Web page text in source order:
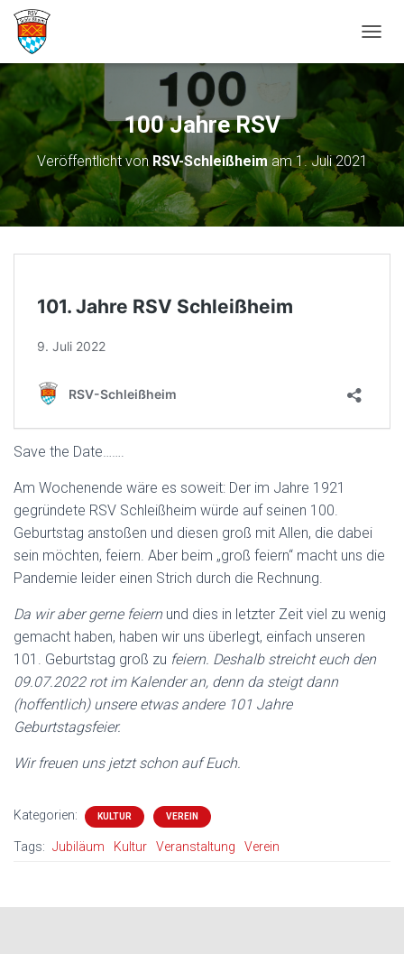
A
G
A
T
I
N
S
100 Jahre RSV
Veröffentlicht von RSV-Schleißheimam1. Juli 2021
Save the Date…….
Am Wochenende wäre es soweit: Der im Jahre 1921
gegründete RSV Schleißheim würde auf seinen 100.
Geburtstag anstoßen und diesen groß mit Allen, die dabei
sein möchten, feiern. Aber beim „groß feiern“ macht uns die
Pandemie leider einen Strich durch die Rechnung.
Da wir aber gerne feiern und dies in letzter Zeit viel zu wenig
gemacht haben, haben wir uns überlegt, einfach unseren
101. Geburtstag groß zu feiern. Deshalb streicht euch den
09.07.2022 rot im Kalender an, denn da steigt dann
(hoffentlich) unsere etwas andere 101 Jahre
Geburtstagsfeier.
Wir freuen uns jetzt schon auf Euch.
Kategorien: KULTUR VEREIN
Tags: Jubiläum Kultur Veranstaltung Verein